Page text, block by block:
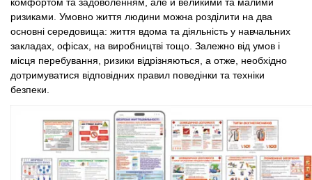
ризиками. Умовно життя людини можна розділити на два
основні середовища: життя вдома та діяльність у навчальних
закладах, офісах, на виробництві тощо. Залежно від умов і
місця перебування, ризики відрізняються, а отже, необхідно
дотримуватися відповідних правил поведінки та техніки
безпеки.